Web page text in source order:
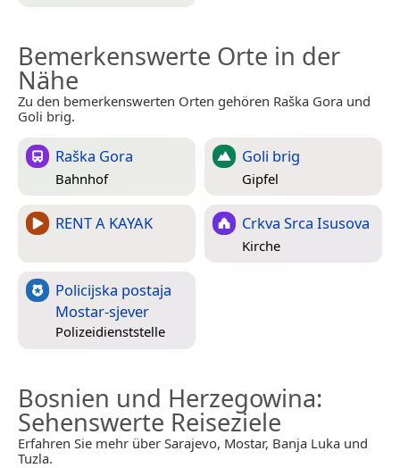
Bemerkenswerte Orte in der
Nähe
Zu den bemerkenswerten Orten gehören Raška Gora und
Goli brig.
Raška Gora
Bahnhof
Goli brig
Gipfel
RENT A KAYAK Crkva Srca Isusova
Kirche
Policijska postaja
Mostar-sjever
Polizeidienststelle
Bosnien und Herzegowina:
Sehenswerte Reiseziele
Erfahren Sie mehr über Sarajevo, Mostar, Banja Luka und
Tuzla.